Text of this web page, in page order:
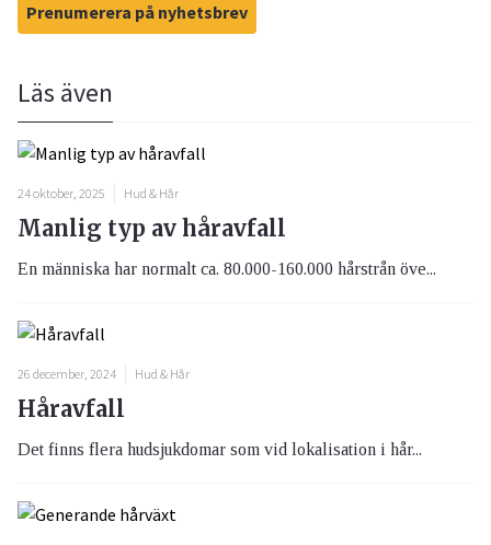
Prenumerera på nyhetsbrev
Läs även
24 oktober, 2025 Hud & Hår
Manlig typ av håravfall
En människa har normalt ca. 80.000-160.000 hårstrån öve...
26 december, 2024 Hud & Hår
Håravfall
Det finns flera hudsjukdomar som vid lokalisation i hår...